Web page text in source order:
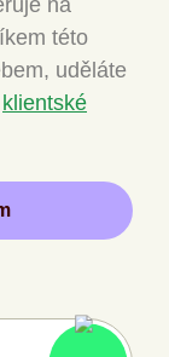
této
uděláte
klientské